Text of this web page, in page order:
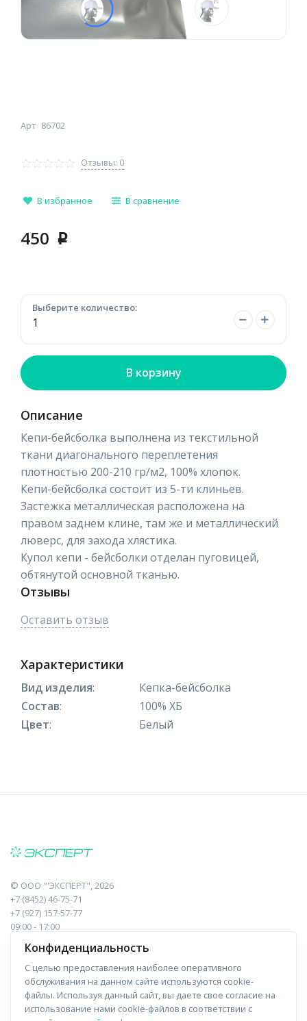
Арт 86702
Отзывы: 0
В избранное В сравнение
450 p
Выберите количество:
В корзину
Описание
Кепи-бейсболка выполнена из текстильной
ткани диагонального переплетения
плотностью 200-210 гр/м2, 100% хлопок.
Кепи-бейсболка состоит из 5-ти клиньев.
Застежка металлическая расположена на
правом заднем клине, там же и металлический
люверс, для захода хлястика.
Купол кепи - бейсболки отделан пуговицей,
обтянутой основной тканью.
Отзывы
Оставить отзыв
Характеристики
Вид изделия:
Кепка-бейсболка
Состав:
100% ХБ
Цвет: Белый
© ООО "'ЭКСПЕРТ", 2026
+7 (8452) 46-75-71
+7 (927) 157-57-77
09:00 - 17:00
410017, Саратов, Пугачева, 10 к1, оф.23
Навигация
Прайс-лист
Информация
О компании
Конфиденциальность
С целью предоставления наиболее оперативного
обслуживания на данном сайте используются cookie-
файлы. Используя данный сайт, вы даете свое согласие на
использование нами cookie-файлов в соответствии с